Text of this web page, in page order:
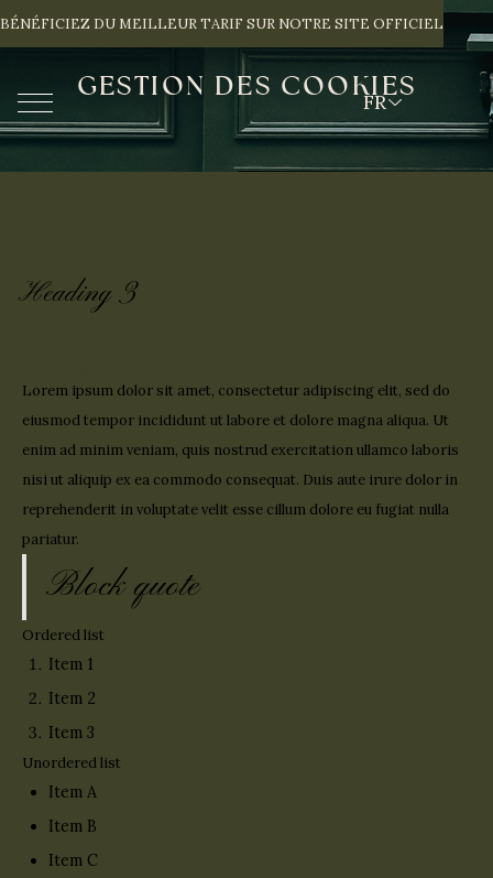
BÉNÉFICIEZ DU MEILLEUR TARIF SUR NOTRE SITE OFFICIEL
FR
GESTION DES COOKIES
Heading 3
Lorem ipsum dolor sit amet, consectetur adipiscing elit, sed do
eiusmod tempor incididunt ut labore et dolore magna aliqua. Ut
enim ad minim veniam, quis nostrud exercitation ullamco laboris
nisi ut aliquip ex ea commodo consequat. Duis aute irure dolor in
reprehenderit in voluptate velit esse cillum dolore eu fugiat nulla
pariatur.
Block quote
Ordered list
Item 1
Item 2
Item 3
Unordered list
Item A
Item B
Item C